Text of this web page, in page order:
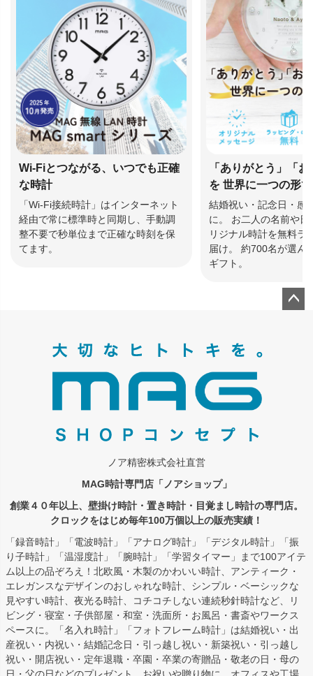
Wi-Fiとつながる、いつでも正確
な時計
「Wi-Fi接続時計」はインターネット
経由で常に標準時と同期し、手動調
整不要で秒単位まで正確な時刻を保
てます。
「ありがとう」「
を 世界に一つの形
結婚祝い・記念日・感
に。 お二人の名前や日
リジナル時計を無料ラ
届け。 約700名が選ん
ギフト。
ノア精密株式会社直営
MAG時計専門店「ノアショップ」
創業４０年以上、壁掛け時計・置き時計・目覚まし時計の専門店。
クロックをはじめ毎年100万個以上の販売実績！
「録音時計」「電波時計」「アナログ時計」「デジタル時計」「振
り子時計」「温湿度計」「腕時計」「学習タイマー」まで100アイテ
ム以上の品ぞろえ！北欧風・木製のかわいい時計、アンティーク・
エレガンスなデザインのおしゃれな時計、シンプル・ベーシックな
見やすい時計、夜光る時計、コチコチしない連続秒針時計など、リ
ビング・寝室・子供部屋・和室・洗面所・お風呂・書斎やワークス
ペースに。「名入れ時計」「フォトフレーム時計」は結婚祝い・出
産祝い・内祝い・結婚記念日・引っ越し祝い・新築祝い・引っ越し
祝い・開店祝い・定年退職・卒園・卒業の寄贈品・敬老の日・母の